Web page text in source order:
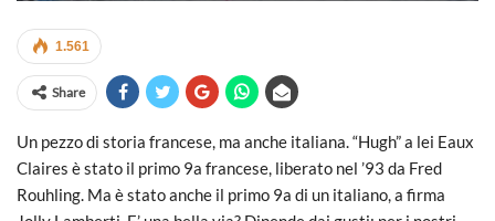
1.561
Share
Un pezzo di storia francese, ma anche italiana. “Hugh” a lei Eaux
Claires è stato il primo 9a francese, liberato nel ’93 da Fred
Rouhling. Ma è stato anche il primo 9a di un italiano, a firma